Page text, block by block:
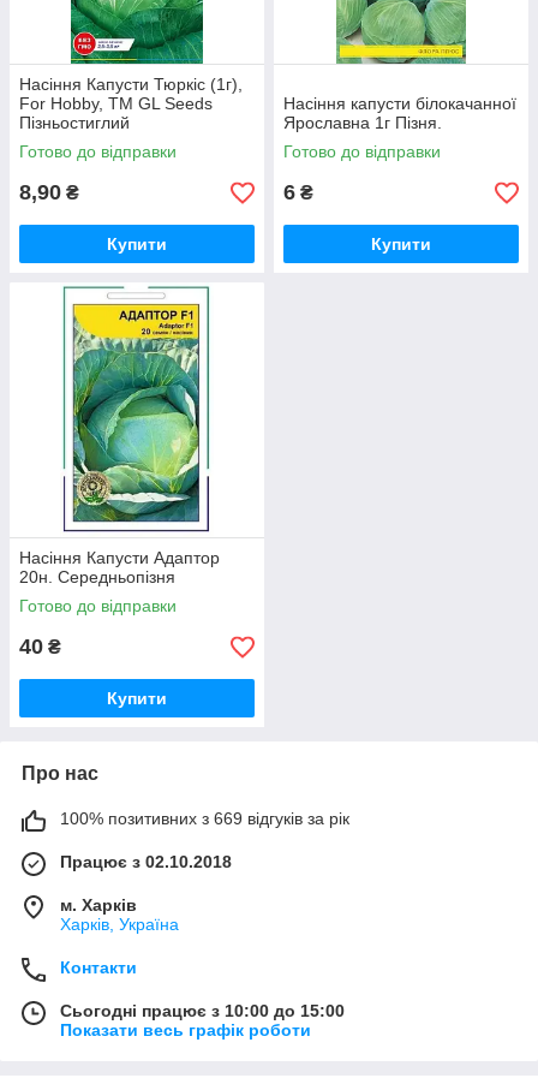
Насіння Капусти Тюркiс (1г),
For Hobby, TM GL Seeds
Пізньостиглий
Готово до відправки
8,90 ₴
Купити
Насіння капусти білокачанної
Ярославна 1г Пізня.
Готово до відправки
6 ₴
Купити
Насіння Капусти Адаптор
20н. Середньопізня
Готово до відправки
40 ₴
Купити
Про нас
100% позитивних з 669 відгуків за рік
Працює з 02.10.2018
м. Харків
Харків, Україна
Контакти
Сьогодні працює з 10:00 до 15:00
Показати весь графік роботи